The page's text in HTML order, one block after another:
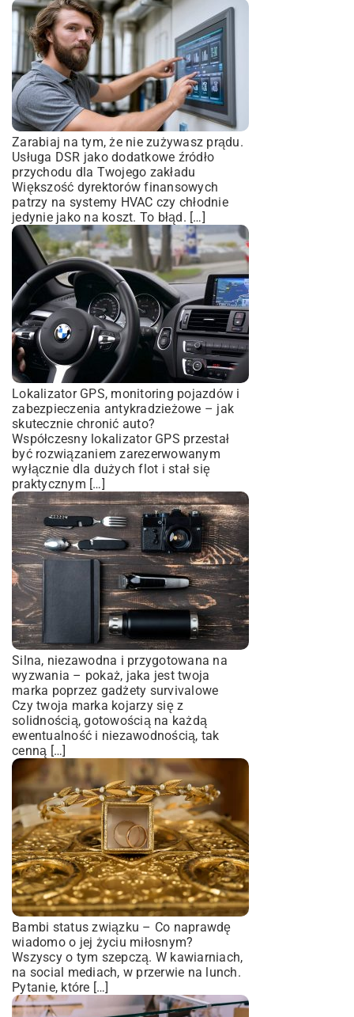
Zarabiaj na tym, że nie zużywasz prądu.
Usługa DSR jako dodatkowe źródło
przychodu dla Twojego zakładu
Większość dyrektorów finansowych
patrzy na systemy HVAC czy chłodnie
jedynie jako na koszt. To błąd. […]
Lokalizator GPS, monitoring pojazdów i
zabezpieczenia antykradzieżowe – jak
skutecznie chronić auto?
Współczesny lokalizator GPS przestał
być rozwiązaniem zarezerwowanym
wyłącznie dla dużych flot i stał się
praktycznym […]
Silna, niezawodna i przygotowana na
wyzwania – pokaż, jaka jest twoja
marka poprzez gadżety survivalowe
Czy twoja marka kojarzy się z
solidnością, gotowością na każdą
ewentualność i niezawodnością, tak
cenną […]
Bambi status związku – Co naprawdę
wiadomo o jej życiu miłosnym?
Wszyscy o tym szepczą. W kawiarniach,
na social mediach, w przerwie na lunch.
Pytanie, które […]